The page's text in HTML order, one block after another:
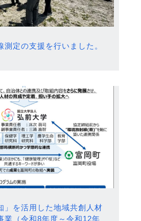
定の支援を行いました。
」を活用した地域共創人材
業（令和8年度～令和12年